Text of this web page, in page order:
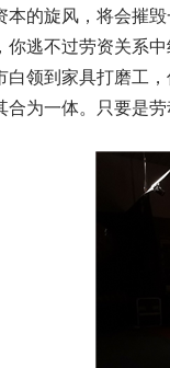
本的旋风，将会摧
你逃不过劳资关系
白领到家具打磨工
合为一体。只要是